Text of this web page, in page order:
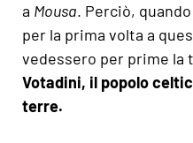
a Mousa. Perciò,
per la prima volta a
vedessero per prime la
Votadini, il popolo
terre.